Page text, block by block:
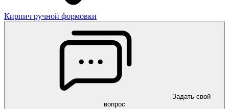
Кирпич ручной формовки
Задать свой
вопрос